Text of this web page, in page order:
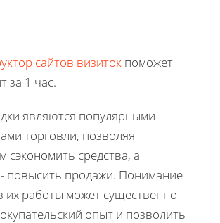
сайтов визиток поможет
за 1 час.
являются популярными
торговли, позволяя
сэкономить средства, а
повысить продажи. Понимание
их работы может существенно
опыт и позволить